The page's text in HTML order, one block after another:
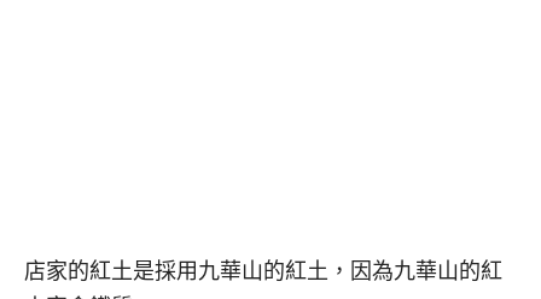
店家的紅土是採用九華山的紅土，因為九華山的紅